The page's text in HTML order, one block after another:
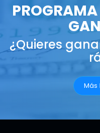
PROGRAMA
¿Quieres